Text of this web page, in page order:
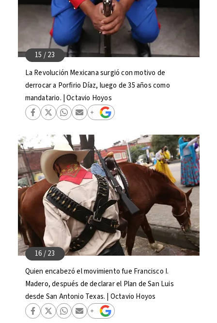
La Revolución Mexicana surgió con motivo de
derrocar a Porfirio Díaz, luego de 35 años como
mandatario. | Octavio Hoyos
Quien encabezó el movimiento fue Francisco I.
Madero, después de declarar el Plan de San Luis
desde San Antonio Texas. | Octavio Hoyos